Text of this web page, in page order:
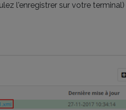
l'enregistrer sur votre terminal)